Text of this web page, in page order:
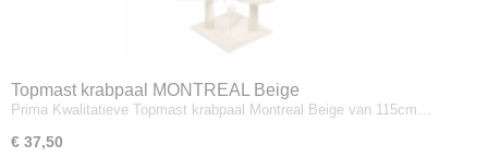
Topmast krabpaal MONTREAL Beige
Prima Kwalitatieve Topmast krabpaal Montreal Beige van 115cm…
€ 37,50